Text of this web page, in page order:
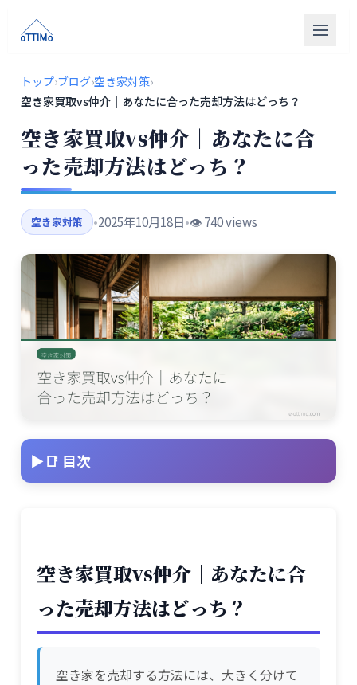
トップ
売買仲介
販売物件
リフォーム
会社概要
LINE相談
無料相談
トップ›ブログ›空き家対策›
空き家買取vs仲介｜あなたに合った売却方法はどっち？
空き家買取vs仲介｜あなたに合
った売却方法はどっち？
空き家対策 •2025年10月18日•👁️ 740 views
📑 目次
空き家買取vs仲介｜あなたに合
った売却方法はどっち？
空き家を売却する方法には、大きく分けて